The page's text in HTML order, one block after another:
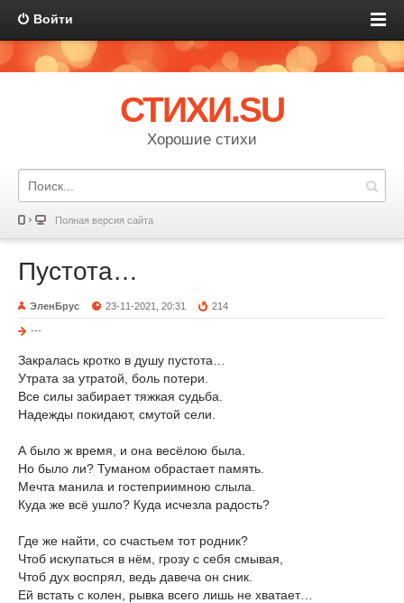
Войти
СТИХИ.SU
Хорошие стихи
Полная версия сайта
Пустота…
ЭленБрус 23-11-2021, 20:31 214
---
Закралась кротко в душу пустота…
Утрата за утратой, боль потери.
Все силы забирает тяжкая судьба.
Надежды покидают, смутой сели.
А было ж время, и она весёлою была.
Но было ли? Туманом обрастает память.
Мечта манила и гостеприимною слыла.
Куда же всё ушло? Куда исчезла радость?
Где же найти, со счастьем тот родник?
Чтоб искупаться в нём, грозу с себя смывая,
Чтоб дух воспрял, ведь давеча он сник.
Ей встать с колен, рывка всего лишь не хватает…